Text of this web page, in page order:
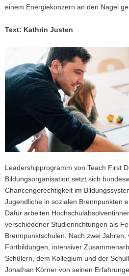
einem Energiekonzern an den Nagel
Text: Kathrin Justen
Leadershipprogramm von Teach First
Bildungsorganisation setzt sich
Chancengerechtigkeit im
Jugendliche in sozialen Brennpunkten
Dafür arbeiten
verschiedener Studienrichtungen als
Brennpunktschulen. Nach zwei Jahren,
Fortbildungen, intensiver
Schülern, dem Kollegium und der
Jonathan Körner von seinen